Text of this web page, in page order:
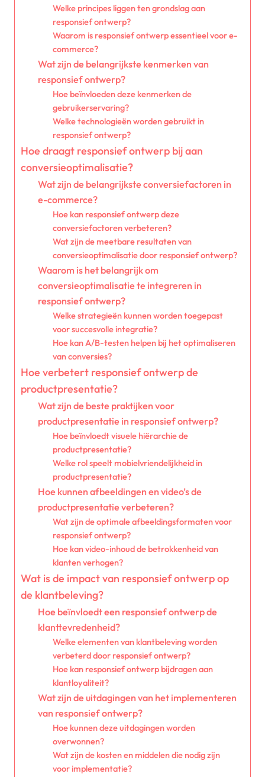
Welke principes liggen ten grondslag aan
responsief ontwerp?
Waarom is responsief ontwerp essentieel voor e-
commerce?
Wat zijn de belangrijkste kenmerken van
responsief ontwerp?
Hoe beïnvloeden deze kenmerken de
gebruikerservaring?
Welke technologieën worden gebruikt in
responsief ontwerp?
Hoe draagt responsief ontwerp bij aan
conversieoptimalisatie?
Wat zijn de belangrijkste conversiefactoren in
e-commerce?
Hoe kan responsief ontwerp deze
conversiefactoren verbeteren?
Wat zijn de meetbare resultaten van
conversieoptimalisatie door responsief ontwerp?
Waarom is het belangrijk om
conversieoptimalisatie te integreren in
responsief ontwerp?
Welke strategieën kunnen worden toegepast
voor succesvolle integratie?
Hoe kan A/B-testen helpen bij het optimaliseren
van conversies?
Hoe verbetert responsief ontwerp de
productpresentatie?
Wat zijn de beste praktijken voor
productpresentatie in responsief ontwerp?
Hoe beïnvloedt visuele hiërarchie de
productpresentatie?
Welke rol speelt mobielvriendelijkheid in
productpresentatie?
Hoe kunnen afbeeldingen en video’s de
productpresentatie verbeteren?
Wat zijn de optimale afbeeldingsformaten voor
responsief ontwerp?
Hoe kan video-inhoud de betrokkenheid van
klanten verhogen?
Wat is de impact van responsief ontwerp op
de klantbeleving?
Hoe beïnvloedt een responsief ontwerp de
klanttevredenheid?
Welke elementen van klantbeleving worden
verbeterd door responsief ontwerp?
Hoe kan responsief ontwerp bijdragen aan
klantloyaliteit?
Wat zijn de uitdagingen van het implementeren
van responsief ontwerp?
Hoe kunnen deze uitdagingen worden
overwonnen?
Wat zijn de kosten en middelen die nodig zijn
voor implementatie?